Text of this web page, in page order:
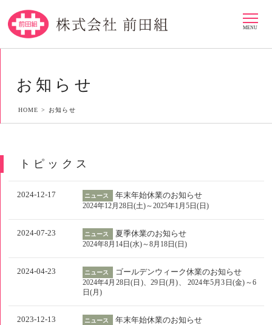
MENU
お知らせ
HOME > お知らせ
トピックス
2024-12-17 ニュース 年末年始休業のお知らせ
2024年12月28日(土)～2025年1月5日(日)
2024-07-23 ニュース 夏季休業のお知らせ
2024年8月14日(水)～8月18日(日)
2024-04-23 ニュース ゴールデンウィーク休業のお知らせ
2024年4月28日(日)、29日(月)、 2024年5月3日(金)～6
日(月)
2023-12-13 ニュース 年末年始休業のお知らせ